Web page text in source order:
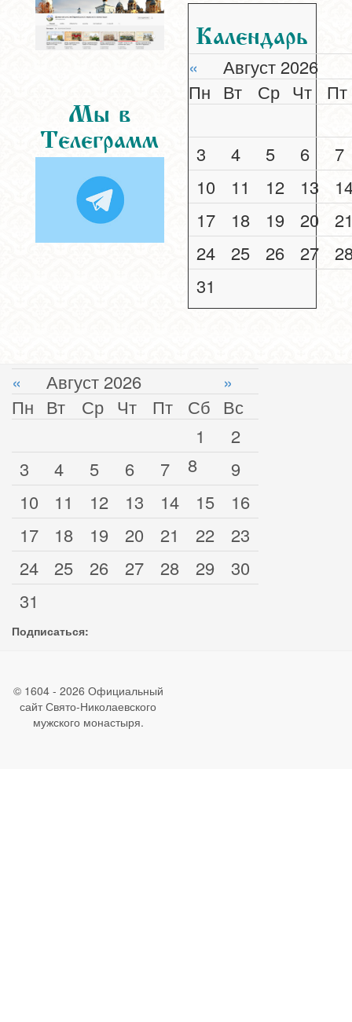
Мы в
Телеграмм
Календарь
«
Август 2026
Пн Вт Ср Чт Пт
3 4 5 6
7
10
11 12 13
17
18 19 20
24
25 26 27
31
« Август 2026
»
Пн Вт Ср Чт Пт Сб Вс
1
2
3
4 5 6 7 8
9
10
11 12 13 14 15
16
17
18 19 20 21 22
23
24
25 26 27 28 29
30
31
Подписаться:
© 1604 - 2026 Официальный
сайт Свято-Николаевского
мужского монастыря.